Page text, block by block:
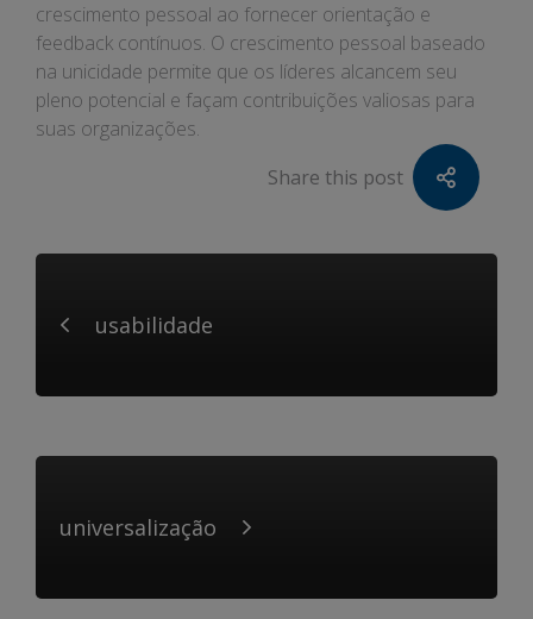
crescimento pessoal ao fornecer orientação e
feedback contínuos. O crescimento pessoal baseado
na unicidade permite que os líderes alcancem seu
pleno potencial e façam contribuições valiosas para
suas organizações.
Share this post
usabilidade
universalização